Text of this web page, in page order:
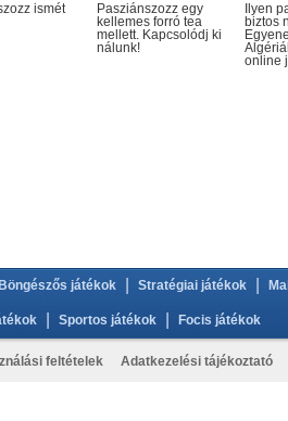
ismét
Pasziánszozz egy
kellemes forró tea
mellett. Kapcsolódj ki
nálunk!
Ilyen
biztos
online
játékok Stratégiai játékok
Sportos játékok Focis játékok
feltételek Adatkezelési tájékoztató